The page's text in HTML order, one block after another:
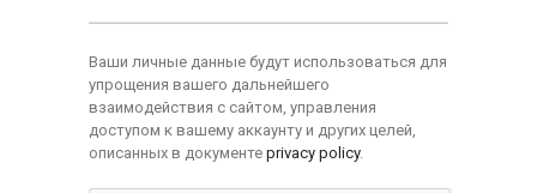
Ваши личные данные будут использоваться для
упрощения вашего дальнейшего
взаимодействия с сайтом, управления
доступом к вашему аккаунту и других целей,
описанных в документе privacy policy.